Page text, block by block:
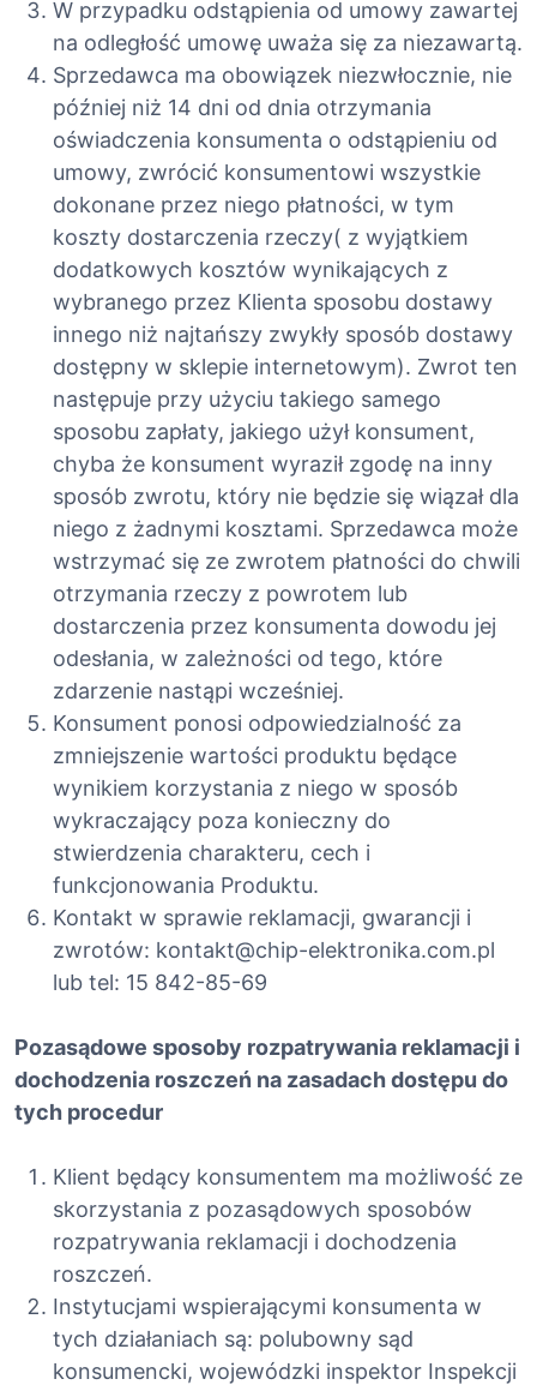
W przypadku odstąpienia od umowy zawartej
na odległość umowę uważa się za niezawartą.
Sprzedawca ma obowiązek niezwłocznie, nie
później niż 14 dni od dnia otrzymania
oświadczenia konsumenta o odstąpieniu od
umowy, zwrócić konsumentowi wszystkie
dokonane przez niego płatności, w tym
koszty dostarczenia rzeczy( z wyjątkiem
dodatkowych kosztów wynikających z
wybranego przez Klienta sposobu dostawy
innego niż najtańszy zwykły sposób dostawy
dostępny w sklepie internetowym). Zwrot ten
następuje przy użyciu takiego samego
sposobu zapłaty, jakiego użył konsument,
chyba że konsument wyraził zgodę na inny
sposób zwrotu, który nie będzie się wiązał dla
niego z żadnymi kosztami. Sprzedawca może
wstrzymać się ze zwrotem płatności do chwili
otrzymania rzeczy z powrotem lub
dostarczenia przez konsumenta dowodu jej
odesłania, w zależności od tego, które
zdarzenie nastąpi wcześniej.
Konsument ponosi odpowiedzialność za
zmniejszenie wartości produktu będące
wynikiem korzystania z niego w sposób
wykraczający poza konieczny do
stwierdzenia charakteru, cech i
funkcjonowania Produktu.
Kontakt w sprawie reklamacji, gwarancji i
zwrotów: kontakt@chip-elektronika.com.pl
lub tel: 15 842-85-69
Pozasądowe sposoby rozpatrywania reklamacji i
dochodzenia roszczeń na zasadach dostępu do
tych procedur
Klient będący konsumentem ma możliwość ze
skorzystania z pozasądowych sposobów
rozpatrywania reklamacji i dochodzenia
roszczeń.
Instytucjami wspierającymi konsumenta w
tych działaniach są: polubowny sąd
konsumencki, wojewódzki inspektor Inspekcji